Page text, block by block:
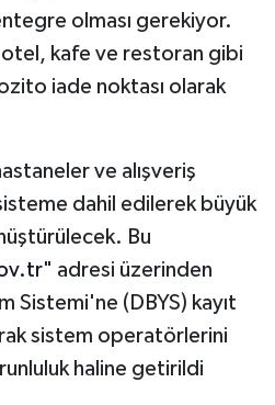
olması gerekiyor.
kafe ve restoran gibi
iade noktası olarak
ve alışveriş
dahil edilerek büyük
Bu
" adresi üzerinden
Sistemi'ne (DBYS) kayıt
sistem operatörlerini
haline getirildi